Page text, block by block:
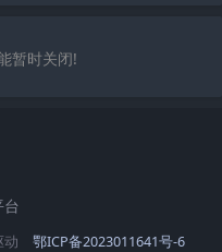
暂时关闭!
动 鄂ICP备2023011641号-6